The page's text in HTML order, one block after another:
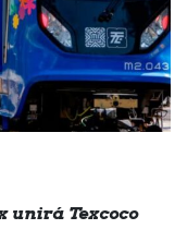
unirá Texcoco